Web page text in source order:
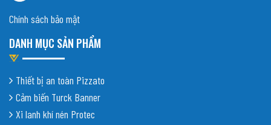
Chính sách bảo mật
DANH MỤC SẢN PHẨM
Thiết bị an toàn Pizzato
Cảm biến Turck Banner
Xi lanh khí nén Protec